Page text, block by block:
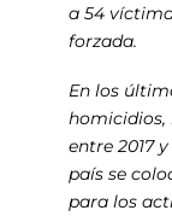
a 54
forzada.
En los
homicidios,
entre 2017
país se
para los